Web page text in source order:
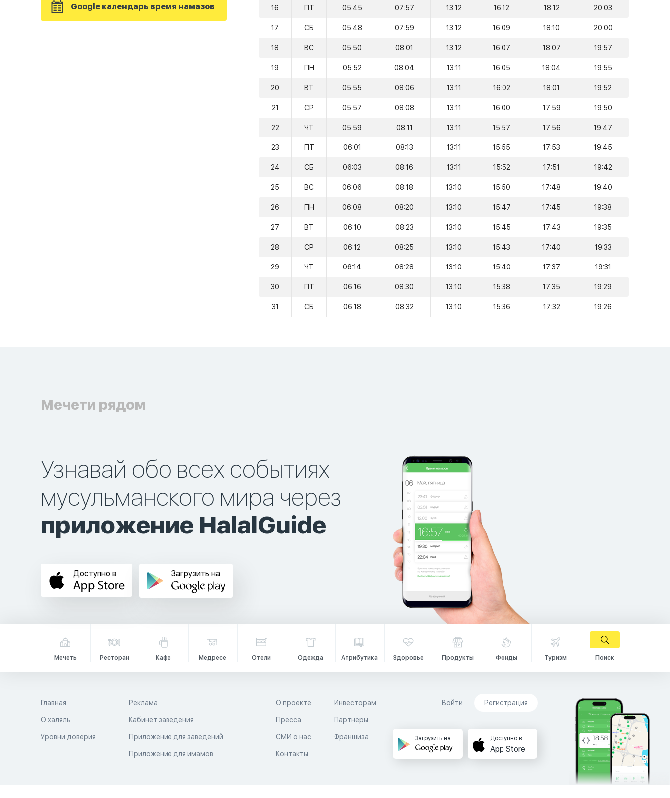
Google календарь время намазов 16 ПТ 05:45 07:57 13:12 16:12 18:12 20:03
17 СБ 05:48 07:59 13:12 16:09 18:10 20:00
18 ВС 05:50 08:01 13:12 16:07 18:07 19:57
19 ПН 05:52 08:04 13:11 16:05 18:04 19:55
20 ВТ 05:55 08:06 13:11 16:02 18:01 19:52
21 СР 05:57 08:08 13:11 16:00 17:59 19:50
22 ЧТ 05:59 08:11 13:11 15:57 17:56 19:47
23 ПТ 06:01 08:13 13:11 15:55 17:53 19:45
24 СБ 06:03 08:16 13:11 15:52 17:51 19:42
25 ВС 06:06 08:18 13:10 15:50 17:48 19:40
26 ПН 06:08 08:20 13:10 15:47 17:45 19:38
27 ВТ 06:10 08:23 13:10 15:45 17:43 19:35
28 СР 06:12 08:25 13:10 15:43 17:40 19:33
29 ЧТ 06:14 08:28 13:10 15:40 17:37 19:31
30 ПТ 06:16 08:30 13:10 15:38 17:35 19:29
31 СБ 06:18 08:32 13:10 15:36 17:32 19:26
Мечети рядом
Узнавай обо всех событиях
мусульманского мира через
приложение HalalGuide
Доступно в Загрузить на
Мечеть Ресторан Кафе Медресе Отели Одежда Атрибутика Здоровье Продукты Фонды Туризм Поиск
Главная
О халяль
Уровни доверия
Реклама
Кабинет заведения
Приложение для заведений
Приложение для имамов
О проекте
Пресса
СМИ о нас
Контакты
Инвесторам
Партнеры
Франшиза
Войти Регистрация
Загрузить на Доступно в
App Store